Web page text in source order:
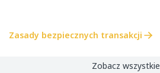
Zasady bezpiecznych transakcji
Zobacz wszystkie